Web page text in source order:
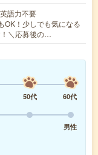
語力不要
OK！少しでも気になる
＼応募後の…
50代
60代
男性